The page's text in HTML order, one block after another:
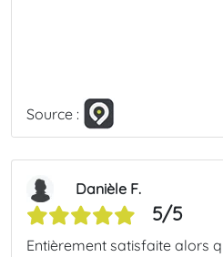
Source :
Danièle F.
5/5
Entièrement satisfaite alors